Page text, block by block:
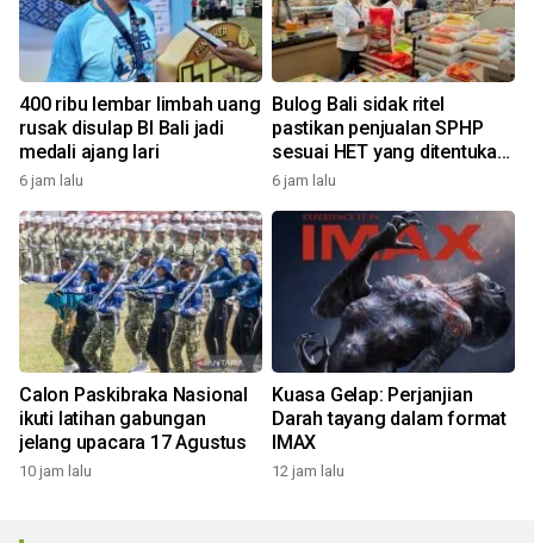
400 ribu lembar limbah uang
rusak disulap BI Bali jadi
medali ajang lari
6 jam lalu
Bulog Bali sidak ritel
pastikan penjualan SPHP
sesuai HET yang ditentukan
pemerintah
6 jam lalu
Calon Paskibraka Nasional
ikuti latihan gabungan
jelang upacara 17 Agustus
10 jam lalu
Kuasa Gelap: Perjanjian
Darah tayang dalam format
IMAX
12 jam lalu